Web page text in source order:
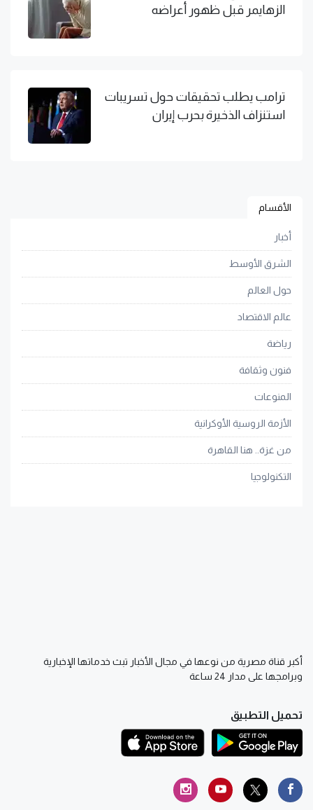
الزهايمر قبل ظهور أعراضه
ترامب يطلب تحقيقات حول تسريبات
استنزاف الذخيرة بحرب إيران
الأقسام
أخبار
الشرق الأوسط
حول العالم
عالم الاقتصاد
رياضة
فنون وثقافة
المنوعات
الأزمة الروسية الأوكرانية
من غزة.. هنا القاهرة
التكنولوجيا
أكبر قناة مصرية من نوعها في مجال الأخبار تبث خدماتها الإخبارية
وبرامجها على مدار 24 ساعة
تحميل التطبيق